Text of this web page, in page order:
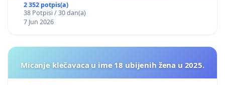
2 352 potpis(a)
38 Potpisi / 30 dan(a)
7 Jun 2026
Micanje klečavaca u ime 18 ubijenih žena u 2025.